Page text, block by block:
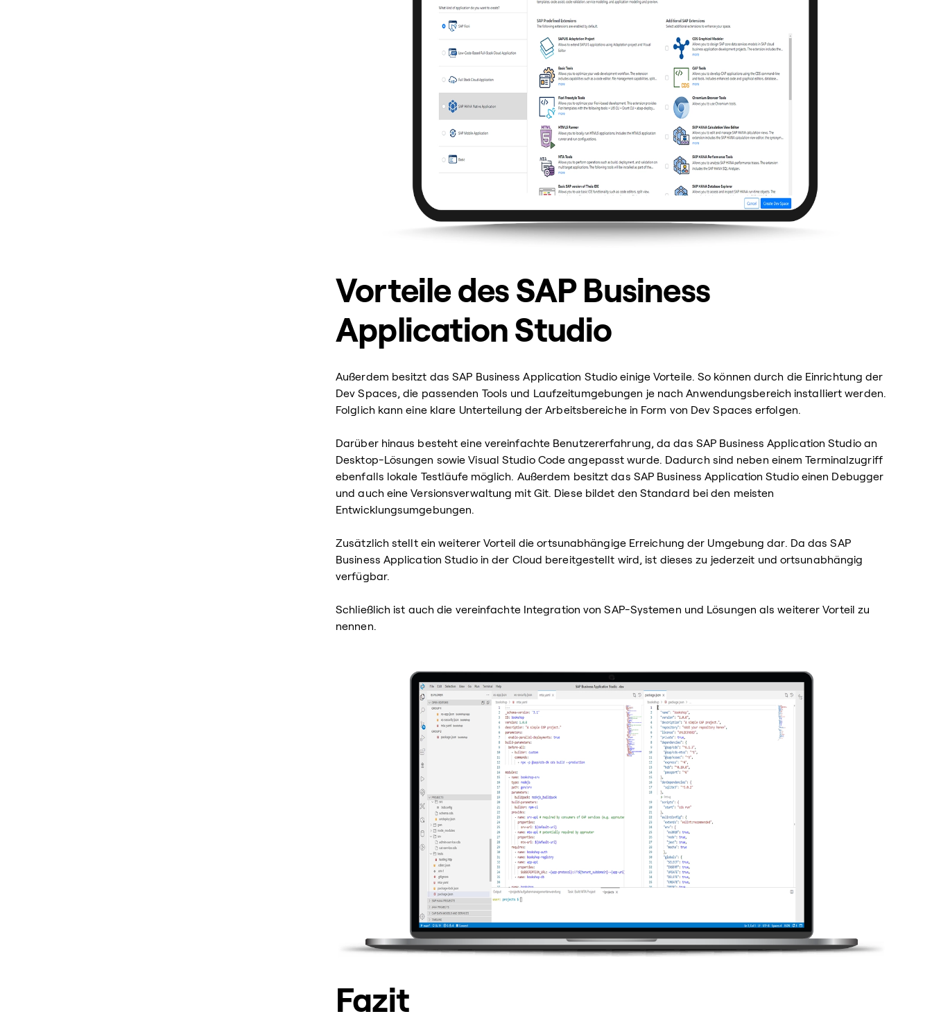
Vorteile des SAP Business
Application Studio
Außerdem besitzt das SAP Business Application Studio einige Vorteile. So können durch die Einrichtung der
Dev Spaces, die passenden Tools und Laufzeitumgebungen je nach Anwendungsbereich installiert werden.
Folglich kann eine klare Unterteilung der Arbeitsbereiche in Form von Dev Spaces erfolgen.
Darüber hinaus besteht eine vereinfachte Benutzererfahrung, da das SAP Business Application Studio an
Desktop-Lösungen sowie Visual Studio Code angepasst wurde. Dadurch sind neben einem Terminalzugriff
ebenfalls lokale Testläufe möglich. Außerdem besitzt das SAP Business Application Studio einen Debugger
und auch eine Versionsverwaltung mit Git. Diese bildet den Standard bei den meisten
Entwicklungsumgebungen.
Zusätzlich stellt ein weiterer Vorteil die ortsunabhängige Erreichung der Umgebung dar. Da das SAP
Business Application Studio in der Cloud bereitgestellt wird, ist dieses zu jederzeit und ortsunabhängig
verfügbar.
Schließlich ist auch die vereinfachte Integration von SAP-Systemen und Lösungen als weiterer Vorteil zu
nennen.
Fazit